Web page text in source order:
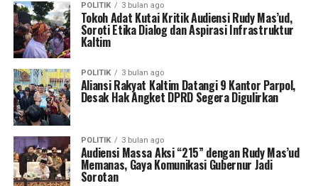
POLITIK 3 bulan ago
Tokoh Adat Kutai Kritik Audiensi Rudy Mas’ud,
Soroti Etika Dialog dan Aspirasi Infrastruktur
Kaltim
POLITIK 3 bulan ago
Aliansi Rakyat Kaltim Datangi 9 Kantor Parpol,
Desak Hak Angket DPRD Segera Digulirkan
POLITIK 3 bulan ago
Audiensi Massa Aksi “215” dengan Rudy Mas’ud
Memanas, Gaya Komunikasi Gubernur Jadi
Sorotan